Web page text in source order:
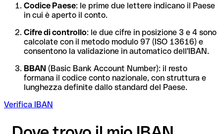
Codice Paese: le prime due lettere indicano il Paese
in cui è aperto il conto.
Cifre di controllo: le due cifre in posizione 3 e 4 sono
calcolate con il metodo modulo 97 (ISO 13616) e
consentono la validazione in automatico dell'IBAN.
BBAN (Basic Bank Account Number): il resto
formana il codice conto nazionale, con struttura e
lunghezza definite dallo standard del Paese.
Verifica IBAN